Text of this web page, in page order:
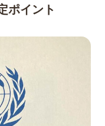
ポイント